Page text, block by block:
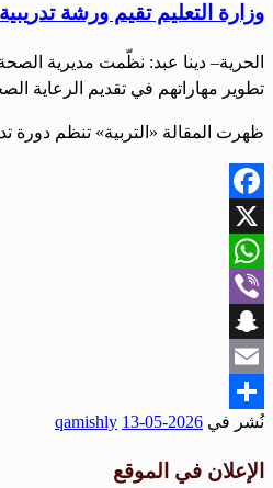
وزارة التعليم تقيم ورشة تدريبية
الحرية– دينا عبد: نظّمت مديرية
تطوير مهاراتهم في تقديم الرعاية الصحية الشاملة
ظهرت المقالة «التربية» تنظم دورة تدريبية لرعاية
Facebook
X
WhatsApp
Viber
Snapchat
Email
Share
نُشر في 2026-05-13
qamishly
الإعلان في الموقع